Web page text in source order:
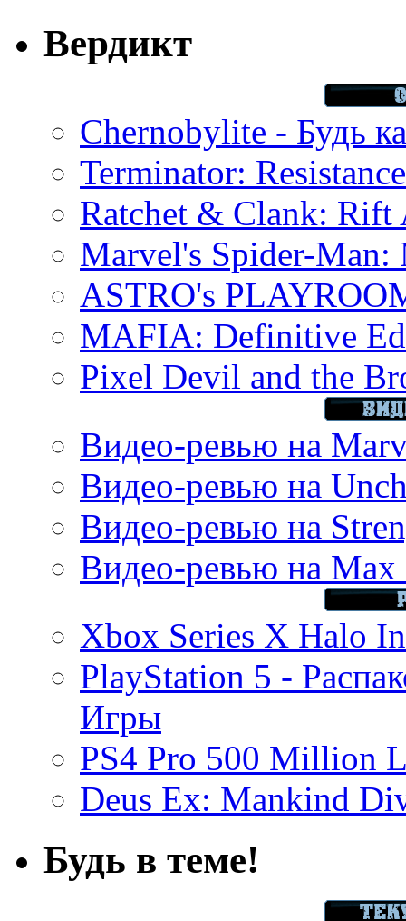
Вердикт
Chernobylite - Будь
Terminator:
Ratchet & Clank: Rift
Marvel's Spider-Man:
ASTRO's
MAFIA: Definitive
Pixel Devil and the
Видео-ревью на
Видео-ревью на
Видео-ревью на
Видео-ревью на Max
Xbox Series X Halo
PlayStation 5 -
Игры
PS4 Pro 500 Million
Deus Ex: Mankind
Будь в теме!